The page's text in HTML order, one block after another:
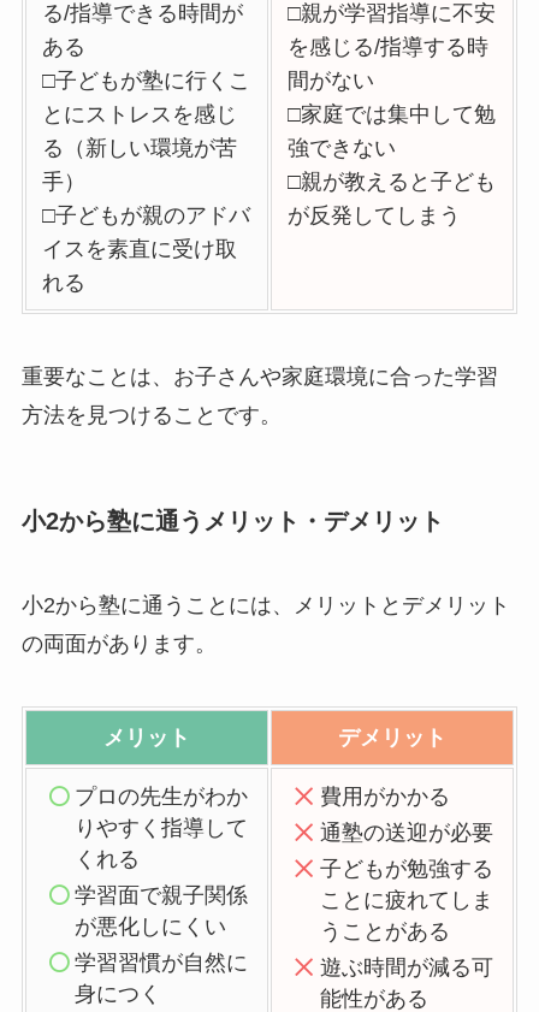
る/指導できる時間が
ある
□子どもが塾に行くこ
とにストレスを感じ
る（新しい環境が苦
手）
□子どもが親のアドバ
イスを素直に受け取
れる
□親が学習指導に不安
を感じる/指導する時
間がない
□家庭では集中して勉
強できない
□親が教えると子ども
が反発してしまう
重要なことは、お子さんや家庭環境に合った学習
方法を見つけることです。
小2から塾に通うメリット・デメリット
小2から塾に通うことには、メリットとデメリット
の両面があります。
メリット デメリット
プロの先生がわか
りやすく指導して
くれる
学習面で親子関係
が悪化しにくい
学習習慣が自然に
身につく
費用がかかる
通塾の送迎が必要
子どもが勉強する
ことに疲れてしま
うことがある
遊ぶ時間が減る可
能性がある